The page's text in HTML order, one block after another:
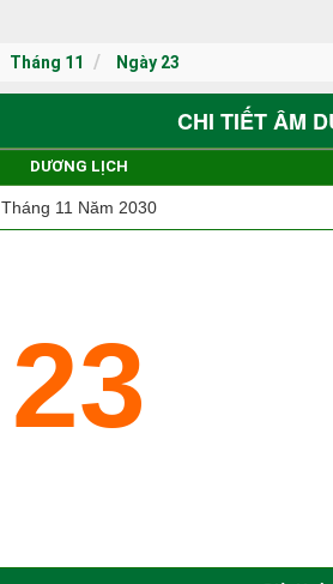
Tháng 11 Ngày 23
CHI TIẾT ÂM
DƯƠNG LỊCH
Tháng 11 Năm 2030
23